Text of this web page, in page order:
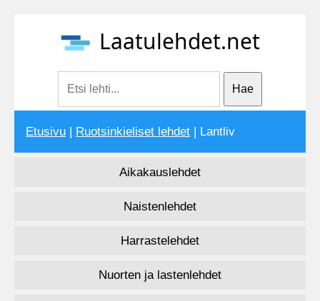
Laatulehdet.net
Etusivu Ruotsinkieliset lehdet | Lantliv
Aikakauslehdet
Naistenlehdet
Harrastelehdet
Nuorten ja lastenlehdet